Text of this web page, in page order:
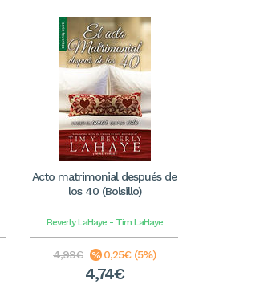
Acto matrimonial después de
los 40 (Bolsillo)
Beverly LaHaye - Tim LaHaye
4,99€ 0,25€ (5%)
4,74€